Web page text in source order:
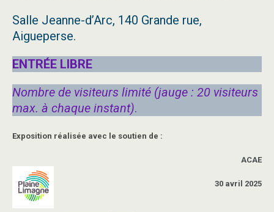
Salle Jeanne-d’Arc, 140 Grande rue,
Aigueperse.
ENTRÉE LIBRE
Nombre de visiteurs limité (jauge : 20 visiteurs
max. à chaque instant).
Exposition réalisée avec le soutien de :
ACAE
30 avril 2025